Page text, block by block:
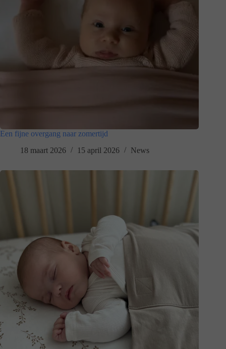
Een fijne overgang naar zomertijd
18 maart 2026
15 april 2026 News